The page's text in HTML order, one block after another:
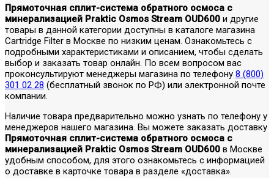
Прямоточная сплит-система обратного осмоса с
минерализацией Praktic Osmos Stream OUD600 и другие
товары в данной категории доступны в каталоге магазина
Cartridge Filter в Москве по низким ценам. Ознакомьтесь с
подробными характеристиками и описанием, чтобы сделать
выбор и заказать товар онлайн. По всем вопросом вас
проконсультируют менеджеры магазина по телефону 8 (800)
301 02 28 (бесплатный звонок по РФ) или электронной почте
компании.
Наличие товара предварительно можно узнать по телефону у
менеджеров нашего магазина. Вы можете заказать доставку
Прямоточная сплит-система обратного осмоса с
минерализацией Praktic Osmos Stream OUD600 в Москве
удобным способом, для этого ознакомьтесь с информацией
о доставке в карточке товара в разделе «доставка».